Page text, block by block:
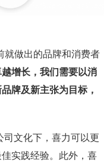
就做出的品牌和消费者
增长，我们需要以消
牌及新主张为目标，
司文化下，喜力可以更
实践经验。此外，喜